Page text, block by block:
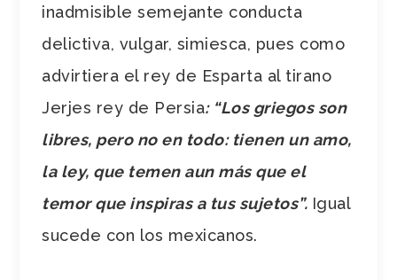
inadmisible semejante conducta
delictiva, vulgar, simiesca, pues como
advirtiera el rey de Esparta al tirano
Jerjes rey de Persia: “Los griegos son
libres, pero no en todo: tienen un amo,
la ley, que temen aun más que el
temor que inspiras a tus sujetos”. Igual
sucede con los mexicanos.